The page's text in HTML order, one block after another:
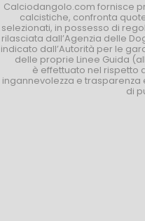
Calciodangolo.com fornisce
calcistiche, confronta
selezionati, in possesso di
rilasciata dall’Agenzia delle
indicato dall’Autorità per le
delle proprie Linee Guida
è effettuato nel rispetto
ingannevolezza e
di